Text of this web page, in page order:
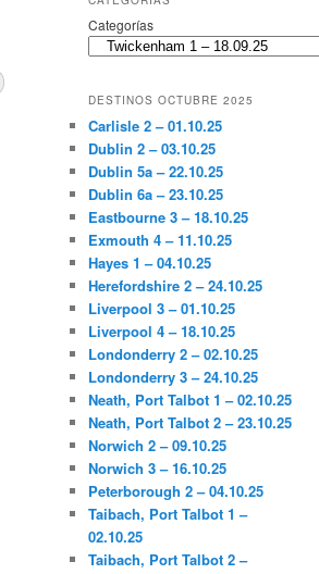
Categorías
DESTINOS OCTUBRE 2025
Carlisle 2 – 01.10.25
Dublin 2 – 03.10.25
Dublin 5a – 22.10.25
Dublin 6a – 23.10.25
Eastbourne 3 – 18.10.25
Exmouth 4 – 11.10.25
Hayes 1 – 04.10.25
Herefordshire 2 – 24.10.25
Liverpool 3 – 01.10.25
Liverpool 4 – 18.10.25
Londonderry 2 – 02.10.25
Londonderry 3 – 24.10.25
Neath, Port Talbot 1 – 02.10.25
Neath, Port Talbot 2 – 23.10.25
Norwich 2 – 09.10.25
Norwich 3 – 16.10.25
Peterborough 2 – 04.10.25
Taibach, Port Talbot 1 –
02.10.25
Taibach, Port Talbot 2 –